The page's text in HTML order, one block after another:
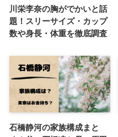
川栄李奈の胸がでかいと話
題！スリーサイズ・カップ
数や身長・体重を徹底調査
石橋静河の家族構成まと